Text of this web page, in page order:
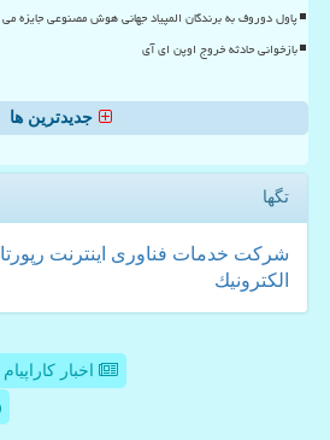
پاول دوروف به برندگان المپیاد جهانی هوش مصنوعی جایزه
بازخوانی حادثه خروج اوپن ای آی
جدیدترین ها
تگها
شركت خدمات فناوری اینترنت
الكترونیك
اخبار کاراپیام